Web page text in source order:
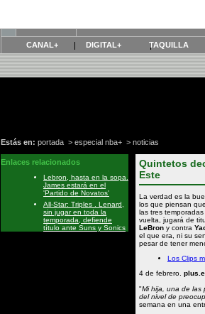
CANAL+ DIGITAL+ TAQUILLA
Estás en: portada > especial nba+ > noticias
Enlaces relacionados
Lebron, hasta en la sopa.
James estará en el
'Partido de Novatos'
All-Star: Triples . Lenard,
sin jugar en toda la
temporada, defiende
título ante Suns y Sonics
Quintetos
Este
La verdad es la
los que piensan
las tres
vuelta, jugará de
LeBron y contra
el que era, ni su
pesar de tener
Los Clips
4 de febrero.
"Mi hija, una de las
del nivel de
semana en una